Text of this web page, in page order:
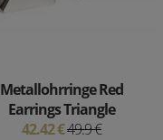
Metallohrringe Red
Earrings Triangle
42.42 €49.9 €